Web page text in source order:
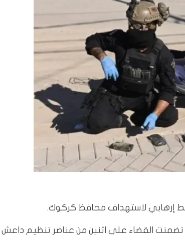
إرهابي لاستهداف محافظ كركوك.
تضمنت القضاء على اثنين من عناصر تنظيم داعش